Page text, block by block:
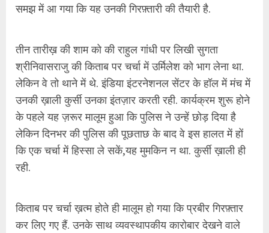
समझ में आ गया कि यह उनकी गिरफ़्तारी की तैयारी है.
तीन तारीख़ की शाम को की राहुल गांधी पर लिखी सुगता
श्रीनिवासराजु की किताब पर चर्चा में उर्मिलेश को भाग लेना था.
लेकिन वे तो थाने में थे. इंडिया इंटरनेशनल सेंटर के हॉल में मंच में
उनकी ख़ाली कुर्सी उनका इंतज़ार करती रही. कार्यक्रम शुरू होने
के पहले यह ज़रूर मालूम हुआ कि पुलिस ने उन्हें छोड़ दिया है
लेकिन दिनभर की पुलिस की पूछताछ के बाद वे इस हालत में हों
कि एक चर्चा में हिस्सा ले सकें,यह मुमकिन न था. कुर्सी ख़ाली ही
रही.
किताब पर चर्चा ख़त्म होते ही मालूम हो गया कि प्रबीर गिरफ़्तार
कर लिए गए हैं. उनके साथ व्यवस्थापकीय कारोबार देखने वाले